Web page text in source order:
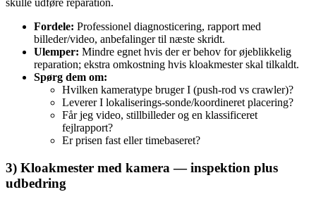
skulle udføre reparation.
Fordele: Professionel diagnosticering, rapport med
billeder/video, anbefalinger til næste skridt.
Ulemper: Mindre egnet hvis der er behov for øjeblikkelig
reparation; ekstra omkostning hvis kloakmester skal tilkaldt.
Spørg dem om:
Hvilken kameratype bruger I (push‑rod vs crawler)?
Leverer I lokaliserings‑sonde/koordineret placering?
Får jeg video, stillbilleder og en klassificeret
fejlrapport?
Er prisen fast eller timebaseret?
3) Kloakmester med kamera — inspektion plus
udbedring